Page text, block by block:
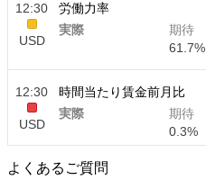
12:30
USD
労働力率
実際
期待
61.7%
12:30
USD
時間当たり賃金前月比
実際
期待
0.3%
12:30 時間当たり賃金前年比
よくあるご質問